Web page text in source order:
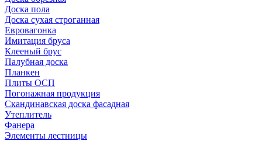
Доска пола
Доска сухая строганная
Евровагонка
Имитация бруса
Клееный брус
Палубная доска
Планкен
Плиты ОСП
Погонажная продукция
Скандинавская доска фасадная
Утеплитель
Фанера
Элементы лестницы